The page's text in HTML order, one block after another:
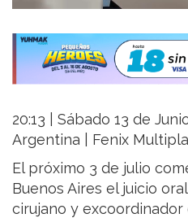
20:13 | Sábado 13 de
Argentina | Fenix
El próximo 3 de julio
Buenos Aires el juicio
cirujano y excoordinador